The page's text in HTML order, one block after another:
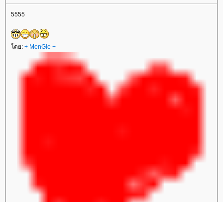
5555
โดย: + MenGie +